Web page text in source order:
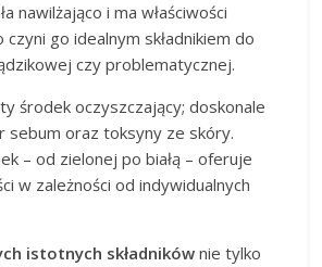
nawilżająco i ma właściwości
go idealnym składnikiem do
czy problematycznej.
środek oczyszczający; doskonale
sebum oraz toksyny ze skóry.
– od zielonej po białą – oferuje
w zależności od indywidualnych
istotnych składników nie tylko